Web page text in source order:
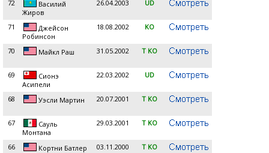
72
Василий
Жиров
26.04.2003 UD
71
Джейсон
Робинсон
18.08.2002 KO
70 Майкл Раш 31.05.2002 T KO
69
Сионэ
Асипели
22.03.2002 UD
68 Уэсли Мартин 20.07.2001 T KO
67
Сауль
Монтана
29.03.2001 T KO
66 Кортни Батлер 03.11.2000 T KO